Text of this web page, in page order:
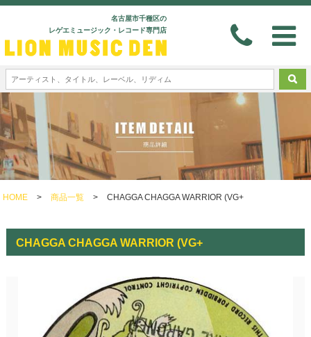
名古屋市千種区の
レゲエミュージック・レコード専門店
HOME > 商品一覧 > CHAGGA CHAGGA WARRIOR (VG+
CHAGGA CHAGGA WARRIOR (VG+